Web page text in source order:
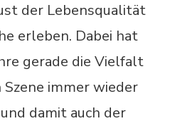
der Lebensqualität
erleben. Dabei hat
gerade die Vielfalt
immer wieder
damit auch der